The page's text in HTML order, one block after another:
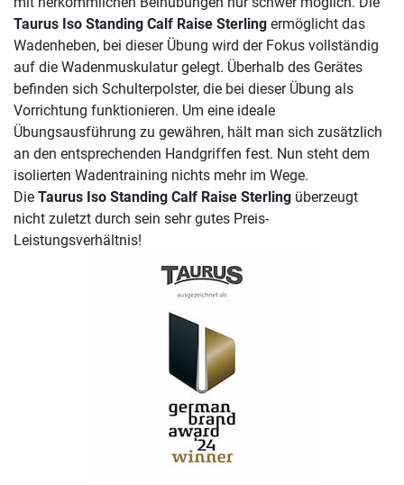
Taurus Iso Standing Calf Raise Sterling ermöglicht das
Wadenheben, bei dieser Übung wird der Fokus vollständig
auf die Wadenmuskulatur gelegt. Überhalb des Gerätes
befinden sich Schulterpolster, die bei dieser Übung als
Vorrichtung funktionieren. Um eine ideale
Übungsausführung zu gewähren, hält man sich zusätzlich
an den entsprechenden Handgriffen fest. Nun steht dem
isolierten Wadentraining nichts mehr im Wege.
Die Taurus Iso Standing Calf Raise Sterling überzeugt
nicht zuletzt durch sein sehr gutes Preis-
Leistungsverhältnis!